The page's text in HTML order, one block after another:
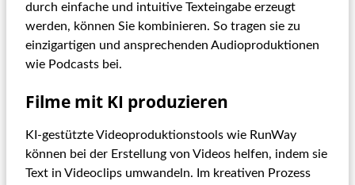
durch einfache und intuitive Texteingabe erzeugt
werden, können Sie kombinieren. So tragen sie zu
einzigartigen und ansprechenden Audioproduktionen
wie Podcasts bei.
Filme mit KI produzieren
KI-gestützte Videoproduktionstools wie RunWay
können bei der Erstellung von Videos helfen, indem sie
Text in Videoclips umwandeln. Im kreativen Prozess